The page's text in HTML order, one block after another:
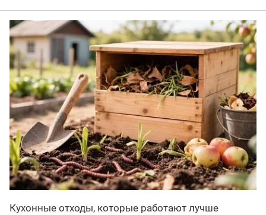
Кухонные отходы, которые работают лучше